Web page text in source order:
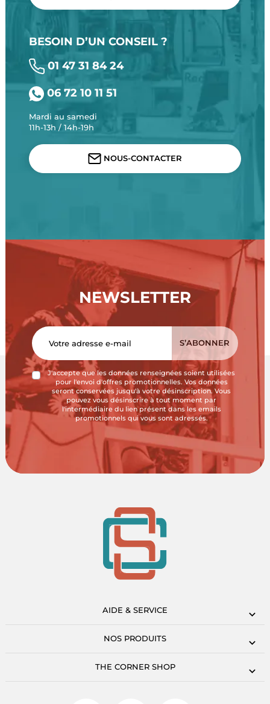
BESOIN D’UN CONSEIL ?
01 47 31 84 24
06 72 10 11 51
Mardi au samedi
11h-13h / 14h-19h
NOUS-CONTACTER
NEWSLETTER
J'accepte que les données renseignées soient utilisées
pour l'envoi d'offres promotionnelles. Vos données
seront conservées jusqu'à votre désinscription. Vous
pouvez vous désinscrire à tout moment par
l'intermédiaire du lien présent dans les emails
promotionnels qui vous sont adressés.
AIDE & SERVICE
NOS PRODUITS
THE CORNER SHOP